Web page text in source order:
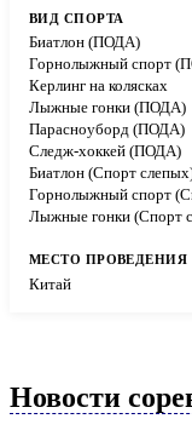
Биатлон (ПОДА)
Горнолыжный спорт
Керлинг на колясках
Лыжные гонки (ПОДА)
Парасноуборд (ПОДА)
Следж-хоккей (ПОДА)
Биатлон (Спорт
Горнолыжный спорт
Лыжные гонки (Спорт
Китай
Новости